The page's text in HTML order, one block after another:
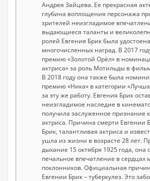
Андрея Зайцева. Ее прекрасная
глубина воплощения персонажа
зрителей неизгладимое
выдающиеся таланты и
ролей Евгения Брик была удостоена
многочисленных наград. В 2017
премию «Золотой Орёл» в
актриса» за роль Мотильды в
В 2018 году она также была
премию «Ника» в категории
за эту же работу. Евгения Брик
неизгладимое наследие в
получила заслуженное признание
актриса. Причина смерти Евгении
Брик, талантливая актриса и
ушла из жизни в возрасте 28 лет.
дыхание 15 октября 1925 года, она
печальное впечатление в сердцах
поклонников. Официальная
Евгении Брик – туберкулез. Это